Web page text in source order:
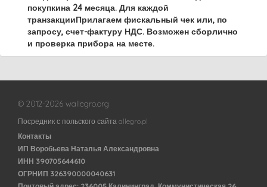
покупкина 24 месяца. Для каждой
транзакцииПрилагаем фискальный чек или, по
запросу, счет-фактуру НДС. Возможен сборлично
и проверка прибора на месте.
© 2012-2026 wallegro.org
Посредник с польского сайта allegro.pl
Контакты
ИП Воробьева Наталья Александровна
ИНН 390705644610
ОГРНИП 326390000040631